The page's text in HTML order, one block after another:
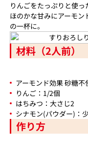
りんごをたっぷりと使
ほのかな甘みにアーモ
の一杯に。
材料（2人前）
アーモンド効果 砂糖
りんご：1/2個
はちみつ：大さじ2
シナモン(パウダー)：
作り方